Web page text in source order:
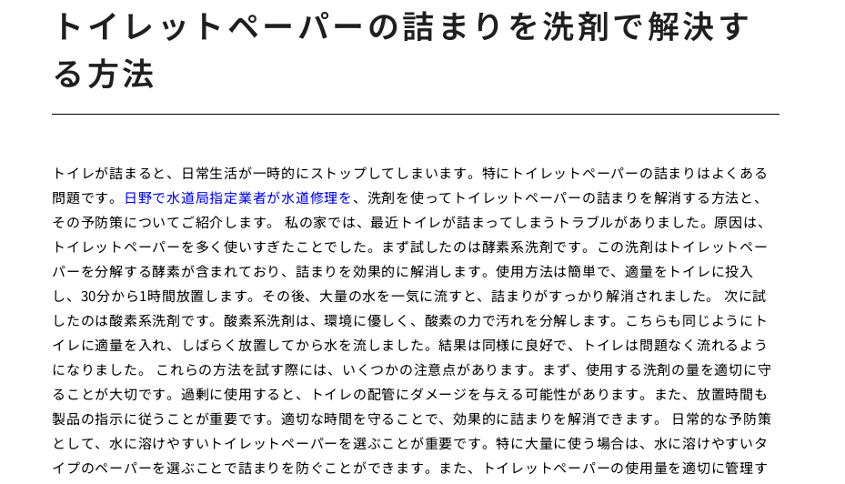
トイレットペーパーの詰まりを洗剤で解決す
る方法
トイレが詰まると、日常生活が一時的にストップしてしまいます。特にトイレットペーパーの詰まりはよくある
問題です。 日野で水道局指定業者が水道修理を、洗剤を使ってトイレットペーパーの詰まりを解消する方法と、
その予防策についてご紹介します。 私の家では、最近トイレが詰まってしまうトラブルがありました。原因は、
トイレットペーパーを多く使いすぎたことでした。まず試したのは酵素系洗剤です。この洗剤はトイレットペー
パーを分解する酵素が含まれており、詰まりを効果的に解消します。使用方法は簡単で、適量をトイレに投入
し、30分から1時間放置します。その後、大量の水を一気に流すと、詰まりがすっかり解消されました。 次に試
したのは酸素系洗剤です。酸素系洗剤は、環境に優しく、酸素の力で汚れを分解します。こちらも同じようにト
イレに適量を入れ、しばらく放置してから水を流しました。結果は同様に良好で、トイレは問題なく流れるよう
になりました。 これらの方法を試す際には、いくつかの注意点があります。まず、使用する洗剤の量を適切に守
ることが大切です。過剰に使用すると、トイレの配管にダメージを与える可能性があります。また、放置時間も
製品の指示に従うことが重要です。適切な時間を守ることで、効果的に詰まりを解消できます。 日常的な予防策
として、水に溶けやすいトイレットペーパーを選ぶことが重要です。特に大量に使う場合は、水に溶けやすいタ
イプのペーパーを選ぶことで詰まりを防ぐことができます。また、トイレットペーパーの使用量を適切に管理す